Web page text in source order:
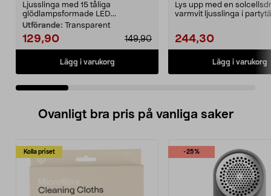
Ljusslinga med 15 tåliga
glödlampsformade LED...
Utförande: Transparent
129,90 149,90
Lägg i varukorg
Lys upp med en
varmvit ljusslinga i
244,30
Lägg i varukorg
Ovanligt bra pris på vanliga saker
Kolla priset -25%